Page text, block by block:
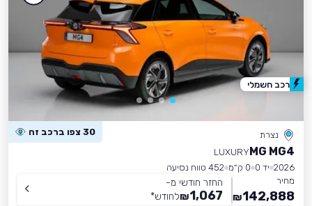
נצרת 30 צפו ברכב זה
MG MG4
LUXURY
2026 יד 0 0 ק״מ
452 טווח נסיעה
מחיר
142,888
₪
החזר חודשי מ-
1,067
₪לחודש*
רכב חשמלי